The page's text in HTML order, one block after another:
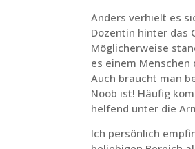
Anders verhielt es
Dozentin hinter das
Möglicherweise
es einem
Auch braucht man
Noob ist! Häufig
helfend unter die
Ich persönlich